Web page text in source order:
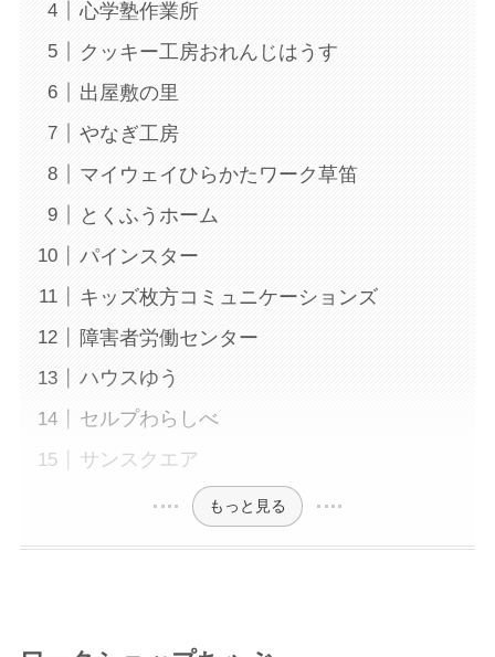
心学塾作業所
クッキー工房おれんじはうす
出屋敷の里
やなぎ工房
マイウェイひらかたワーク草笛
とくふうホーム
パインスター
キッズ枚方コミュニケーションズ
障害者労働センター
ハウスゆう
セルプわらしべ
サンスクエア
もっと見る